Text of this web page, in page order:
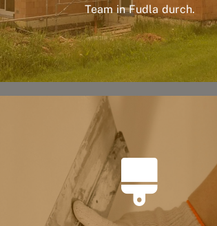
Team in Fudla durch.